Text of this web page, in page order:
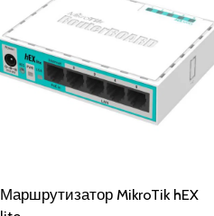
Маршрутизатор MikroTik hEX